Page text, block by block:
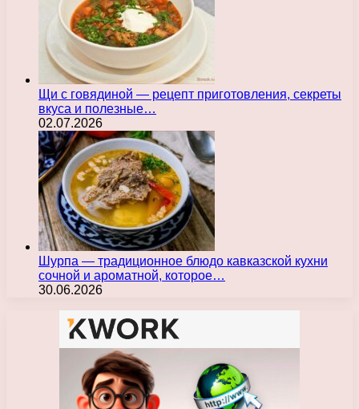
Щи с говядиной — рецепт приготовления, секреты
вкуса и полезные…
02.07.2026
Шурпа — традиционное блюдо кавказской кухни
сочной и ароматной, которое…
30.06.2026